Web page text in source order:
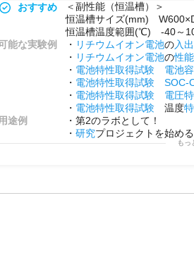
おすすめ
＜副性能（恒温槽）＞
恒温槽サイズ(mm)
恒温槽温度範囲(℃) -40～
能な実験例
・ リチウムイオン電池の入
・ リチウムイオン電池の性
・ 電池特性取得試験
電池
・ 電池特性取得試験
SOC-
・ 電池特性取得試験
電圧
・ 電池特性取得試験 温度
用途例
・第2のラボとして！
・研究プロジェクトを始め
・自社で行えないサイドプもっ